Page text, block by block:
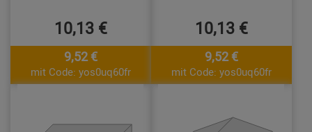
10,13 €
9,52 €
mit Code: yos0uq60fr
10,13 €
9,52 €
mit Code: yos0uq60fr